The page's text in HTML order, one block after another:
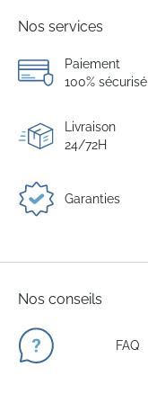
Nos services
Paiement
100% sécurisé
Livraison
24/72H
Garanties
Nos conseils
FAQ